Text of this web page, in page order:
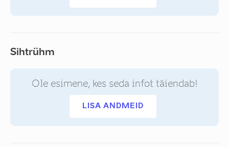
Sihtrühm
Ole esimene, kes seda infot täiendab!
LISA ANDMEID